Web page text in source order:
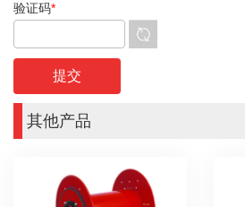
验证码*
其他产品